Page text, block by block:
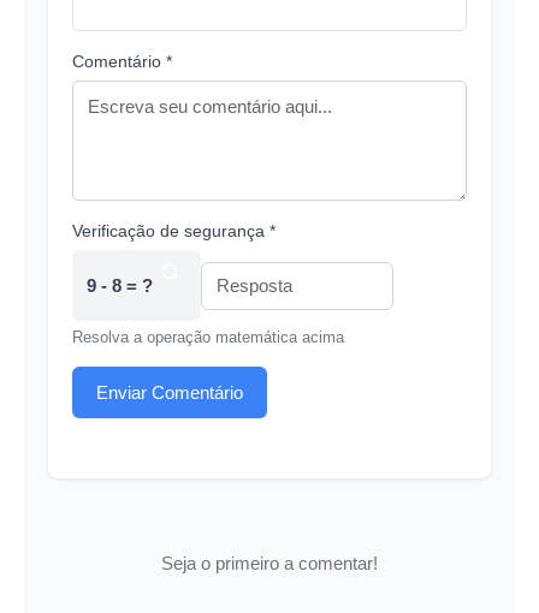
Comentário *
Verificação de segurança *
9 - 8 = ?
Resolva a operação matemática acima
Enviar Comentário
Seja o primeiro a comentar!